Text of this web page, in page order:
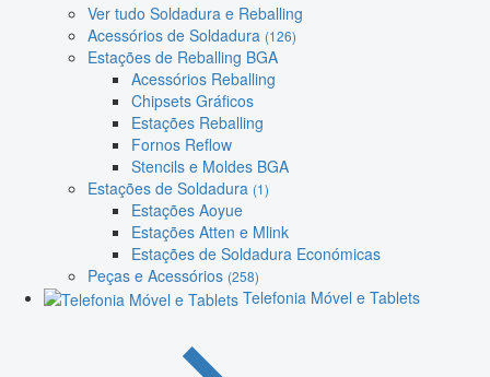
Ver tudo Soldadura e Reballing
Acessórios de Soldadura (126)
Estações de Reballing BGA
Acessórios Reballing
Chipsets Gráficos
Estações Reballing
Fornos Reflow
Stencils e Moldes BGA
Estações de Soldadura (1)
Estações Aoyue
Estações Atten e Mlink
Estações de Soldadura Económicas
Peças e Acessórios (258)
Telefonia Móvel e Tablets